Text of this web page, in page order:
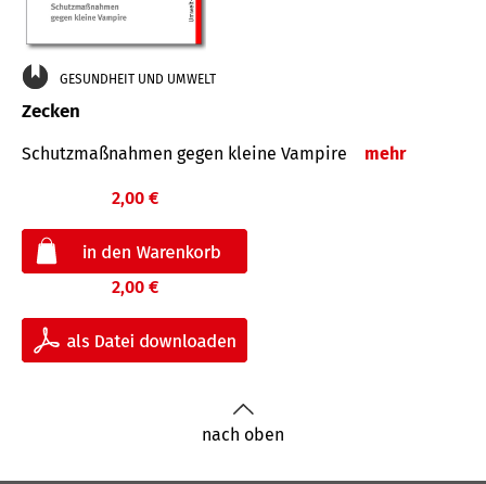
GESUNDHEIT UND UMWELT
Zecken
Schutz­maß­nahmen gegen kleine Vampire mehr
2,00 €
2,00 €
nach oben